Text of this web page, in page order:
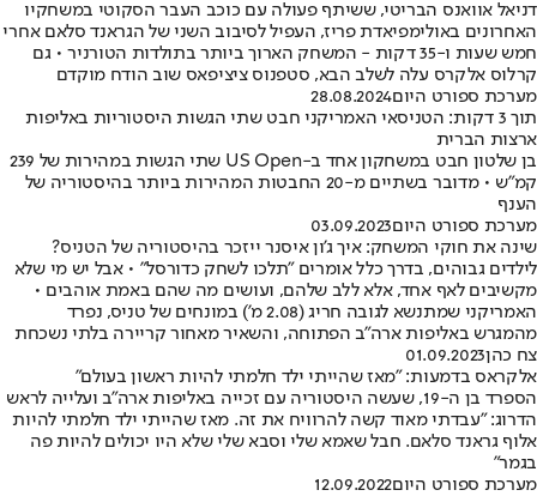
דניאל אוואנס הבריטי, ששיתף פעולה עם כוכב העבר הסקוטי במשחקיו
האחרונים באולימפיאדת פריז, העפיל לסיבוב השני של הגראנד סלאם אחרי
חמש שעות ו-35 דקות - המשחק הארוך ביותר בתולדות הטורניר • גם
קרלוס אלקרס עלה לשלב הבא, סטפנוס ציציפאס שוב הודח מוקדם
מערכת ספורט היום28.08.2024
תוך 3 דקות: הטניסאי האמריקני חבט שתי הגשות היסטוריות באליפות
ארצות הברית
בן שלטון חבט במשחקון אחד ב-US Open שתי הגשות במהירות של 239
קמ"ש • מדובר בשתיים מ-20 החבטות המהירות ביותר בהיסטוריה של
הענף
מערכת ספורט היום03.09.2023
שינה את חוקי המשחק: איך ג'ון איסנר ייזכר בהיסטוריה של הטניס?
לילדים גבוהים, בדרך כלל אומרים "תלכו לשחק כדורסל" • אבל יש מי שלא
מקשיבים לאף אחד, אלא ללב שלהם, ועושים מה שהם באמת אוהבים •
האמריקני שמתנשא לגובה חריג (2.08 מ') במונחים של טניס, נפרד
מהמגרש באליפות ארה"ב הפתוחה, והשאיר מאחור קריירה בלתי נשכחת
צח כהן01.09.2023
אלקראס בדמעות: "מאז שהייתי ילד חלמתי להיות ראשון בעולם"
הספרד בן ה-19, שעשה היסטוריה עם זכייה באליפות ארה"ב ועלייה לראש
הדרוג: "עבדתי מאוד קשה להרוויח את זה. מאז שהייתי ילד חלמתי להיות
אלוף גראנד סלאם. חבל שאמא שלי וסבא שלי שלא היו יכולים להיות פה
בגמר"
מערכת ספורט היום12.09.2022